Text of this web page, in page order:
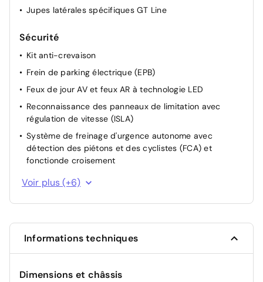
Sellerie mixte Suède/Cuir artificiel
Jupes latérales spécifiques GT Line
Sécurité
Kit anti-crevaison
Frein de parking électrique (EPB)
Feux de jour AV et feux AR à technologie LED
Reconnaissance des panneaux de limitation avec
régulation de vitesse (ISLA)
Système de freinage d'urgence autonome avec
détection des piétons et des cyclistes (FCA) et
fonctionde croisement
Projecteurs AV full LED matriciels avec gestion
intelligente des feux de route
Clignotants AV et AR dynamiques
Assistance active à la conduite dans les
embouteillages (LFA)
Aide au maintien dans la file (LKA)
Assistance active à la conduite sur autoroute (HDA)
Voir plus (+6)
Informations techniques
Dimensions et châssis